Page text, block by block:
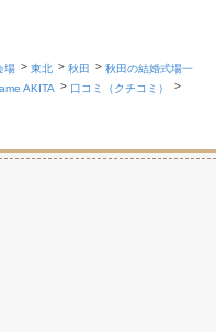
場 東北 秋田
秋田の結婚式場一
AKITA
口コミ（クチコミ）